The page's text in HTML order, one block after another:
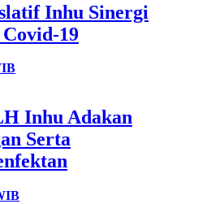
Inhu Sinergi
19
Inhu Adakan
Serta